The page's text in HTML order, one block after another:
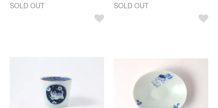
SOLD OUT
SOLD OUT